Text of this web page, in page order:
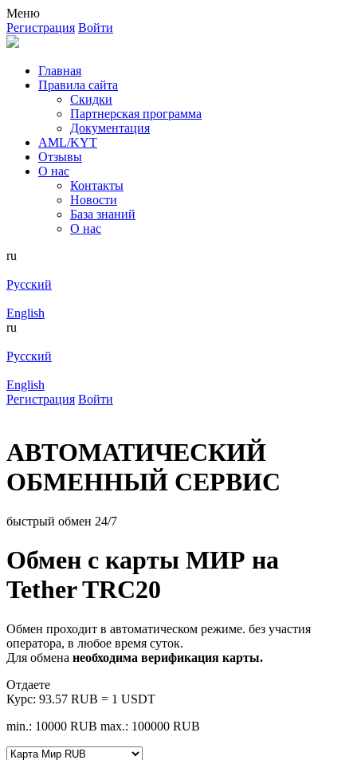
Меню
Регистрация Войти
Главная
Правила сайта
Скидки
Партнерская программа
Документация
AML/KYT
Отзывы
О нас
Контакты
Новости
База знаний
О нас
ru
Русский
English
ru
Русский
English
Регистрация Войти
АВТОМАТИЧЕСКИЙ
ОБМЕННЫЙ СЕРВИС
быстрый обмен 24/7
Обмен с карты МИР на
Tether TRC20
Обмен проходит в автоматическом режиме. без участия
оператора, в любое время суток.
Для обмена необходима верификация карты.
Отдаете
Курс: 93.57 RUB = 1 USDT
min.: 10000 RUB max.: 100000 RUB